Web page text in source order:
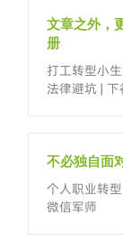
文章之外，
册
打工转型小
法律避坑 |
不必独自面
个人职业转
微信军师